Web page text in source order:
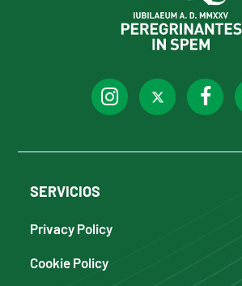
SERVICIOS
Privacy Policy
Cookie Policy